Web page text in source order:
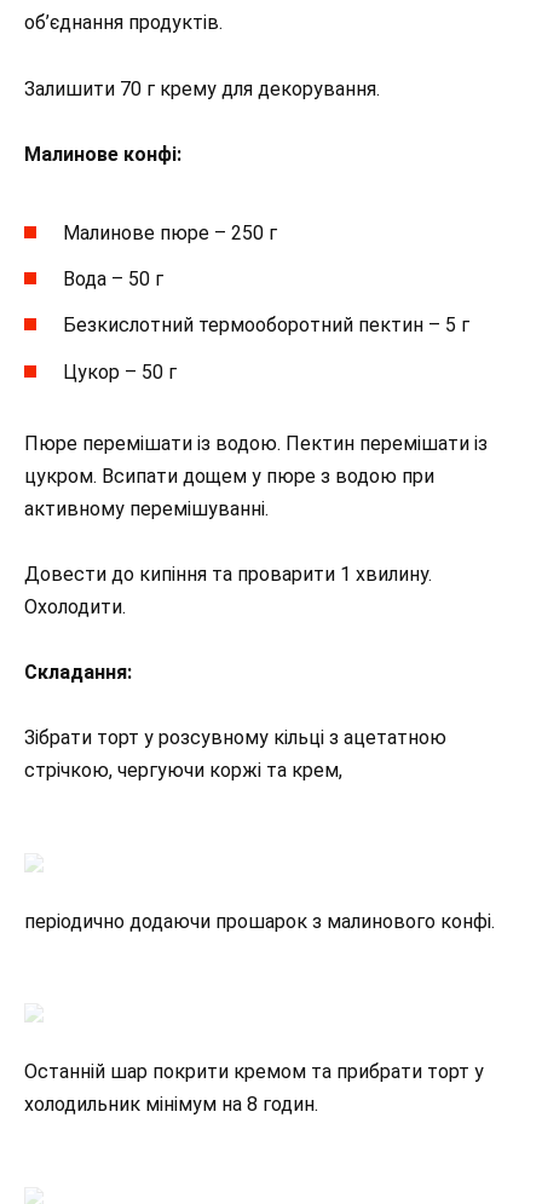
об’єднання продуктів.
Залишити 70 г крему для декорування.
Малинове конфі:
Малинове пюре – 250 г
Вода – 50 г
Безкислотний термооборотний пектин – 5 г
Цукор – 50 г
Пюре перемішати із водою. Пектин перемішати із
цукром. Всипати дощем у пюре з водою при
активному перемішуванні.
Довести до кипіння та проварити 1 хвилину.
Охолодити.
Складання:
Зібрати торт у розсувному кільці з ацетатною
стрічкою, чергуючи коржі та крем,
періодично додаючи прошарок з малинового конфі.
Останній шар покрити кремом та прибрати торт у
холодильник мінімум на 8 годин.